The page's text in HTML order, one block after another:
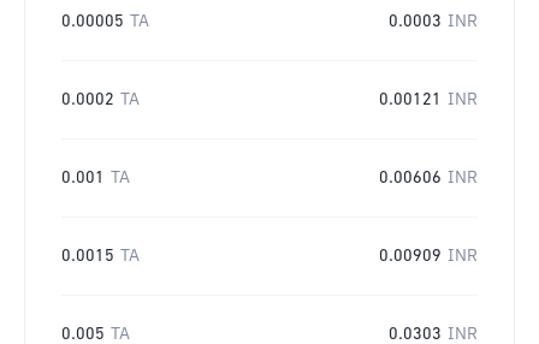
0.00005 TA 0.0003 INR
0.0002 TA 0.00121 INR
0.001 TA 0.00606 INR
0.0015 TA 0.00909 INR
0.005 TA 0.0303 INR